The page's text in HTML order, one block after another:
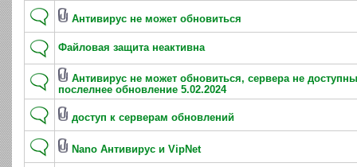
Антивирус не может обновиться
Файловая защита неактивна
Антивирус не может обновиться, сервера не
послелнее обновление 5.02.2024
доступ к серверам обновлений
Nano Антивирус и VipNet